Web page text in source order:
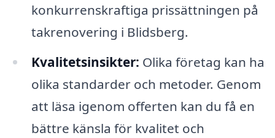
konkurrenskraftiga prissättningen på
takrenovering i Blidsberg.
Kvalitetsinsikter: Olika företag kan ha
olika standarder och metoder. Genom
att läsa igenom offerten kan du få en
bättre känsla för kvalitet och